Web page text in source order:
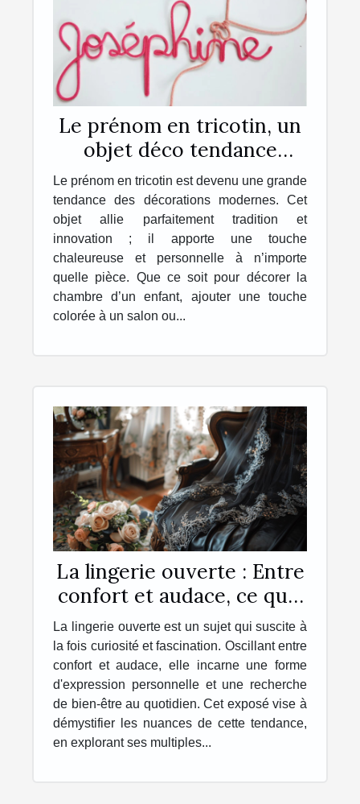
Le prénom en tricotin, un
objet déco tendance
personnalisé, unique et
original !
Le prénom en tricotin est devenu une grande
tendance des décorations modernes. Cet
objet allie parfaitement tradition et
innovation ; il apporte une touche
chaleureuse et personnelle à n’importe
quelle pièce. Que ce soit pour décorer la
chambre d’un enfant, ajouter une touche
colorée à un salon ou...
La lingerie ouverte : Entre
confort et audace, ce qu'il
faut savoir
La lingerie ouverte est un sujet qui suscite à
la fois curiosité et fascination. Oscillant entre
confort et audace, elle incarne une forme
d'expression personnelle et une recherche
de bien-être au quotidien. Cet exposé vise à
démystifier les nuances de cette tendance,
en explorant ses multiples...